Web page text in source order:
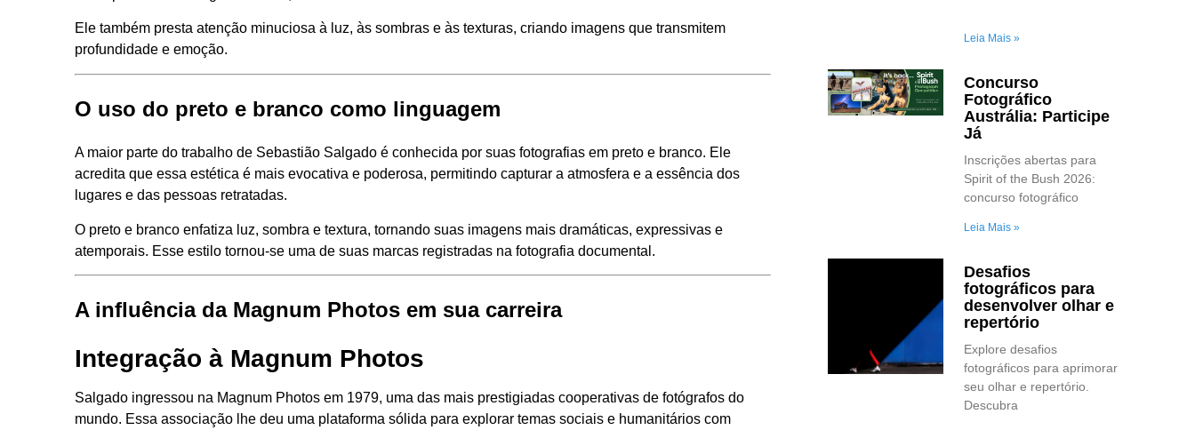
Ele também presta atenção minuciosa à luz, às sombras e às texturas, criando imagens que transmitem
profundidade e emoção.
O uso do preto e branco como linguagem
A maior parte do trabalho de Sebastião Salgado é conhecida por suas fotografias em preto e branco. Ele
acredita que essa estética é mais evocativa e poderosa, permitindo capturar a atmosfera e a essência dos
lugares e das pessoas retratadas.
O preto e branco enfatiza luz, sombra e textura, tornando suas imagens mais dramáticas, expressivas e
atemporais. Esse estilo tornou-se uma de suas marcas registradas na fotografia documental.
A influência da Magnum Photos em sua carreira
Integração à Magnum Photos
Salgado ingressou na Magnum Photos em 1979, uma das mais prestigiadas cooperativas de fotógrafos do
mundo. Essa associação lhe deu uma plataforma sólida para explorar temas sociais e humanitários com
Leia Mais »
Concurso
Fotográfico
Austrália: Participe
Já
Inscrições abertas para
Spirit of the Bush 2026:
concurso fotográfico
Leia Mais »
Desafios
fotográficos para
desenvolver olhar e
repertório
Explore desafios
fotográficos para aprimorar
seu olhar e repertório.
Descubra